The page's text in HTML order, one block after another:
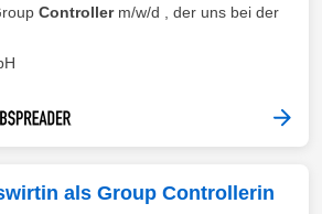
Controllerm/w/d , der uns bei der
als Group Controllerin